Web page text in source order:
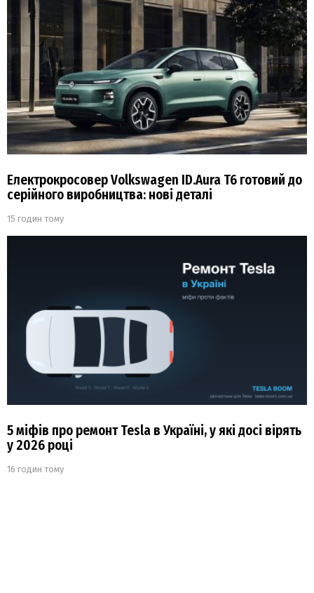
Електрокросовер Volkswagen ID.Aura T6 готовий до
серійного виробництва: нові деталі
15 годин тому
5 міфів про ремонт Tesla в Україні, у які досі вірять
у 2026 році
16 годин тому